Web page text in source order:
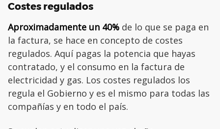
Costes regulados
Aproximadamente un 40% de lo que se paga en
la factura, se hace en concepto de costes
regulados. Aquí pagas la potencia que hayas
contratado, y el consumo en la factura de
electricidad y gas. Los costes regulados los
regula el Gobierno y es el mismo para todas las
compañías y en todo el país.